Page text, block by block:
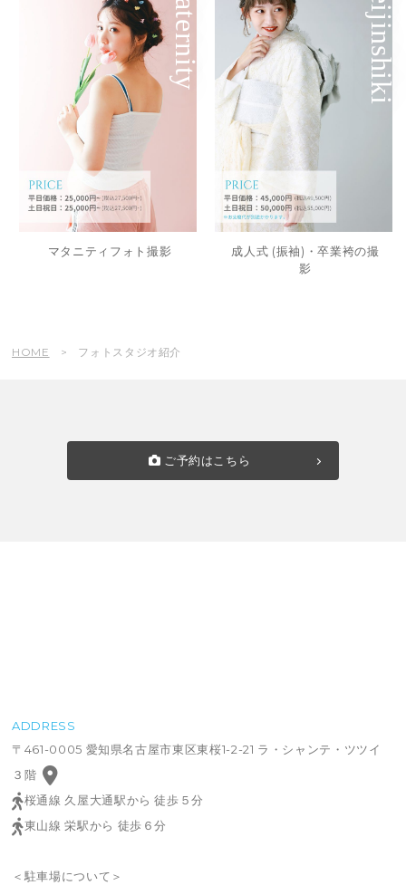
maternity
マタニティフォト撮影
Seijinshiki
成人式 (振袖)・卒業袴の撮
影
HOME フォトスタジオ紹介
ご予約はこちら
ADDRESS
〒461-0005 愛知県名古屋市東区東桜1-2-21 ラ・シャンテ・ツツイ
３階
桜通線 久屋大通駅から 徒歩５分
東山線 栄駅から 徒歩６分
＜駐車場について＞